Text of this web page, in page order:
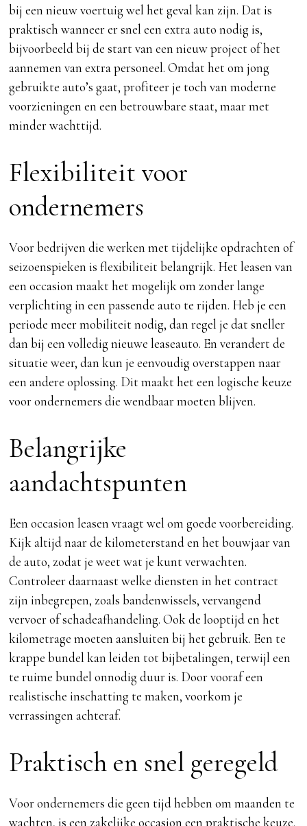
bij een nieuw voertuig wel het geval kan zijn. Dat is
praktisch wanneer er snel een extra auto nodig is,
bijvoorbeeld bij de start van een nieuw project of het
aannemen van extra personeel. Omdat het om jong
gebruikte auto’s gaat, profiteer je toch van moderne
voorzieningen en een betrouwbare staat, maar met
minder wachttijd.
Flexibiliteit voor
ondernemers
Voor bedrijven die werken met tijdelijke opdrachten of
seizoenspieken is flexibiliteit belangrijk. Het leasen van
een occasion maakt het mogelijk om zonder lange
verplichting in een passende auto te rijden. Heb je een
periode meer mobiliteit nodig, dan regel je dat sneller
dan bij een volledig nieuwe leaseauto. En verandert de
situatie weer, dan kun je eenvoudig overstappen naar
een andere oplossing. Dit maakt het een logische keuze
voor ondernemers die wendbaar moeten blijven.
Belangrijke
aandachtspunten
Een occasion leasen vraagt wel om goede voorbereiding.
Kijk altijd naar de kilometerstand en het bouwjaar van
de auto, zodat je weet wat je kunt verwachten.
Controleer daarnaast welke diensten in het contract
zijn inbegrepen, zoals bandenwissels, vervangend
vervoer of schadeafhandeling. Ook de looptijd en het
kilometrage moeten aansluiten bij het gebruik. Een te
krappe bundel kan leiden tot bijbetalingen, terwijl een
te ruime bundel onnodig duur is. Door vooraf een
realistische inschatting te maken, voorkom je
verrassingen achteraf.
Praktisch en snel geregeld
Voor ondernemers die geen tijd hebben om maanden te
wachten, is een zakelijke occasion een praktische keuze.